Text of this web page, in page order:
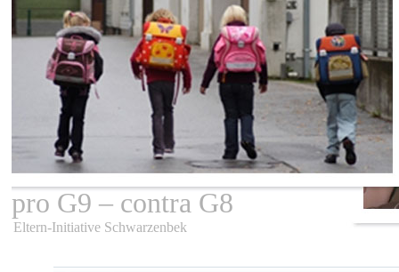
pro G9 – contra G8
Eltern-Initiative Schwarzenbek